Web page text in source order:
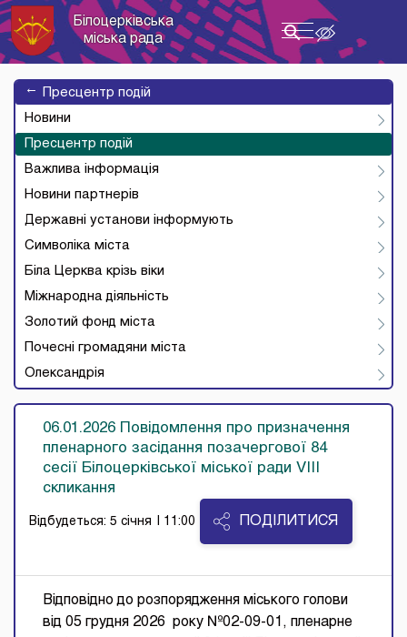
Toggle
navigation
Білоцерківська
міська рада
→
Пресцентр подій
Новини
Пресцентр подій
Важлива інформація
Новини партнерів
Державні установи інформують
Символіка міста
Біла Церква крізь віки
Міжнародна діяльність
Золотий фонд міста
Почесні громадяни міста
Олександрія
06.01.2026 Повідомлення про призначення
пленарного засідання позачергової 84
сесії Білоцерківської міської ради VIII
скликання
Відбудеться: 5 січня | 11:00 ПОДІЛИТИСЯ
Відповідно до розпорядження міського голови
від 05 грудня 2026 року №02-09-01, пленарне